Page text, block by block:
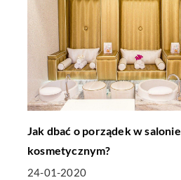
Jak dbać o porządek w salonie
kosmetycznym?
24-01-2020